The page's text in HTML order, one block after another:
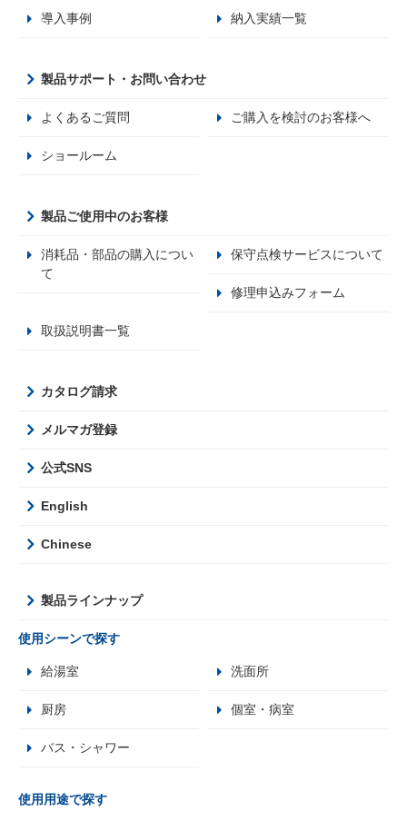
導入事例 納入実績一覧
製品サポート・お問い合わせ
よくあるご質問 ご購入を検討のお客様へ
ショールーム
製品ご使用中のお客様
消耗品・部品の購入につい
て
保守点検サービスについて
修理申込みフォーム
取扱説明書一覧
カタログ請求
メルマガ登録
公式SNS
English
Chinese
製品ラインナップ
使用シーンで探す
給湯室 洗面所
厨房 個室・病室
バス・シャワー
使用用途で探す